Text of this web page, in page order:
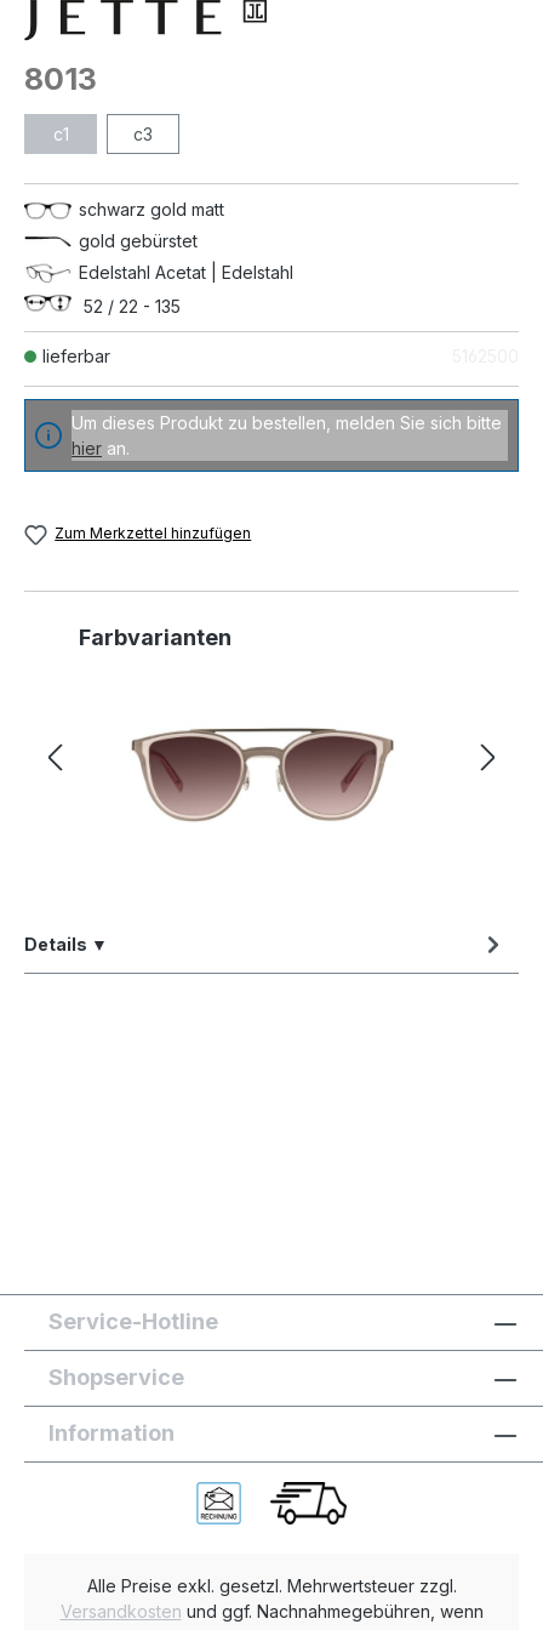
lieferbar
8013
c1 c3
schwarz gold matt
gold gebürstet
Edelstahl Acetat | Edelstahl
52 / 22 - 135
Um dieses Produkt zu bestellen, melden Sie sich bitte
hier an.
Zum Merkzettel hinzufügen
Produktgalerie überspringen
Farbvarianten
Details ▼
Service-Hotline
Shopservice
Information
Alle Preise exkl. gesetzl. Mehrwertsteuer zzgl.
Versandkosten und ggf. Nachnahmegebühren, wenn